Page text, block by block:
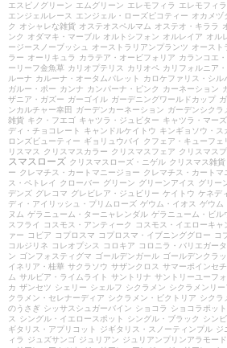
エスピノグリーン エムグリーン エレモフィラ エレモフィ
エンジェルレース
エンジェル・ローズピコティー オカメヅ
ク
オシャレな雑貨 オステオスペルマム オステオ・キララ
ンク
オダマキ・マーブル オルトシフォン オルレイア オル
ージースノーブッシュ
オーストラリアンプランツ オースト
ラー オーリキュラ カラテア・オービフォリア カランコエ
ーリーフ金魚草 カリオプテリス カリオペ カリフォルニア
ルーナ カルーナ・オータムパレット カロケファリス・シル
ガルー・ポー カンナ カンパーナ・ピンク カーネーション
ザニア・ガズー ガーゴイル ガーデニングワールドカップ
ンカルチャー幸田
ガーデンカーネーション ガーデンシクラ
雑貨 キク・フエゴ キャツラ・ジュピター キャツラ・マーズ
ディ・チョコレート
キャンドルケイトウ キンギョソウ・ス
ロンズビューティー ギョリュウバイ クフェア・キューフェ
リスマス
クリスマスカラー クリスマスフェア クリスマス
スマスローズ クリスマスローズ・ニゲル クリスマス雑貨
ー クレマチス・カートマニージョー クレマチス・カートマ
ス・ペトレイ
クローバー グリーン グリーンアイス グリー
デンズ グレコマ グレビレア・ジュビリー ケイトウ ケネデ
ディ・アイリッシュ・プリムローズ ゲウム・イオス ゲウム
ヌム ゲラニューム・ターニャレンダル ゲラニューム・ビル
スフライ
コスモス・アンティーク コスモス・イエローキャ
ァー
コピア コプロスマ コプロスマ・イブニンググロー
コ
コルジリネ
コレオプシス コロキア コロニラ・バリエガータ
ン ゴンフォスティグマ ゴールデンガール ゴールデンクラ
イネリア・桂華 サクラソウ サザンクロス サマーポインセ
ム サルビア・ライムライト サントリナ サントリーユーフ
カ ザンセツ シェリー シェルフ シクラメン シクラメンリー
クラメン・セレナーディア シクラメン・ビクトリア シクラ
のうさぎ シッサスシュガーバイン ショコラ ショコラポット
ス
シングル・イエロースポット シングル・ブラック シン
ギタリス・アプリコット
ジギタリス・スノーティンプル ジ
ィラ
ジュズサンゴ ジュリアン ジュリアンプリンアラモード